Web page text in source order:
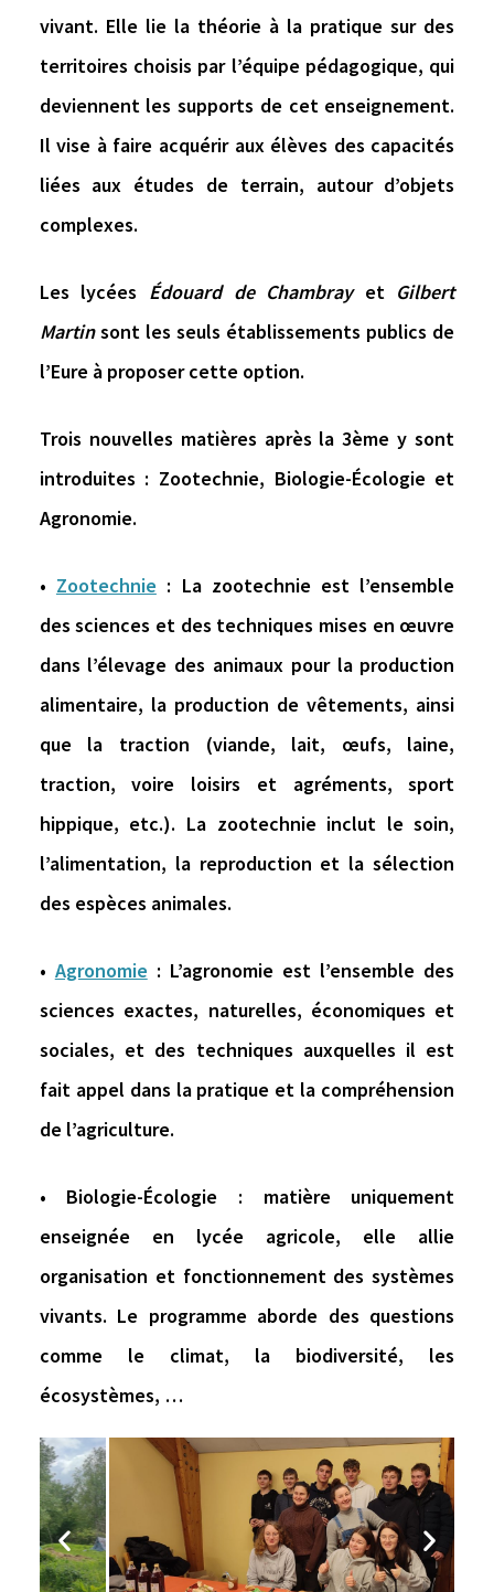
vivant. Elle lie la théorie à la pratique sur des
territoires choisis par l’équipe pédagogique, qui
deviennent les supports de cet enseignement.
Il vise à faire acquérir aux élèves des capacités
liées aux études de terrain, autour d’objets
complexes.
Les lycées Édouard de Chambrayet Gilbert
Martinsont les seuls établissements publics de
l’Eure à proposer cette option.
Trois nouvelles matières après la 3ème y sont
introduites : Zootechnie, Biologie-Écologie et
Agronomie.
• Zootechnie : La zootechnie est l’ensemble
des sciences et des techniques mises en œuvre
dans l’élevage des animaux pour la production
alimentaire, la production de vêtements, ainsi
que la traction (viande, lait, œufs, laine,
traction, voire loisirs et agréments, sport
hippique, etc.). La zootechnie inclut le soin,
l’alimentation, la reproduction et la sélection
des espèces animales.
• Agronomie : L’agronomie est l’ensemble des
sciences exactes, naturelles, économiques et
sociales, et des techniques auxquelles il est
fait appel dans la pratique et la compréhension
de l’agriculture.
• Biologie-Écologie : matière uniquement
enseignée en lycée agricole, elle allie
organisation et fonctionnement des systèmes
vivants. Le programme aborde des questions
comme le climat, la biodiversité, les
écosystèmes, …